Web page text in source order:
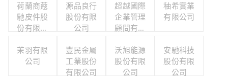
荷蘭商蔻
馳皮件股
份有限公
源品良行
股份有限
公司
超越國際
企業管理
顧問有限
秞希實業
有限公司
茉羽有限
公司
豐民金屬
工業股份
有限公司
沃旭能源
股份有限
公司
安馳科技
股份有限
公司